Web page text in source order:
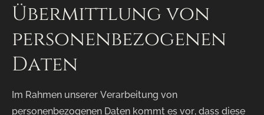
Übermittlung von
personenbezogenen
Daten
Im Rahmen unserer Verarbeitung von
personenbezogenen Daten kommt es vor, dass diese